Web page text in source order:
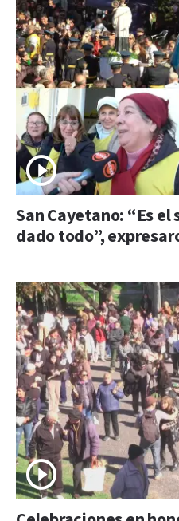
San Cayetano: “Es el
dado todo”,